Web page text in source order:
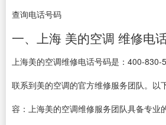
查询电话号码
一、上海 美的空调 维修电
上海美的空调维修电话号码是：400-830-
联系到美的空调的官方维修服务团队。以
容：上海美的空调维修服务团队具备专业